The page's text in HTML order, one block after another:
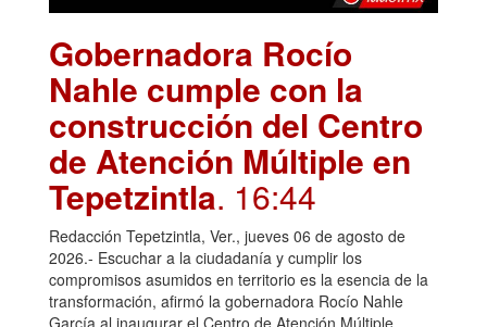
Gobernadora Rocío
Nahle cumple con la
construcción del Centro
de Atención Múltiple en
Tepetzintla. 16:44
Redacción Tepetzintla, Ver., jueves 06 de agosto de
2026.- Escuchar a la ciudadanía y cumplir los
compromisos asumidos en territorio es la esencia de la
transformación, afirmó la gobernadora Rocío Nahle